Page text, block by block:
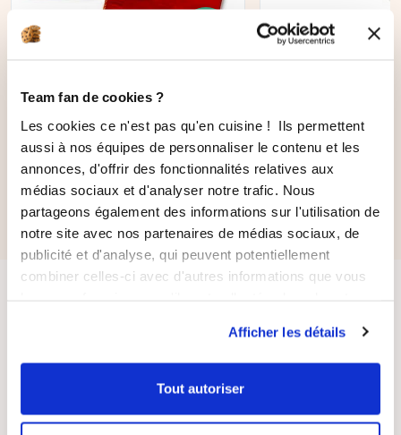
Team fan de cookies ?
Les cookies ce n'est pas qu'en cuisine ! Ils permettent
aussi à nos équipes de personnaliser le contenu et les
annonces, d'offrir des fonctionnalités relatives aux
médias sociaux et d'analyser notre trafic. Nous
partageons également des informations sur l'utilisation de
notre site avec nos partenaires de médias sociaux, de
publicité et d'analyse, qui peuvent potentiellement
combiner celles-ci avec d'autres informations que vous
Afficher les détails
Tout autoriser
150 feuilles d'aluminium
6,90 €
5,87 €
AJOUTER AU PANIER
16,90 €
SUIVIE
SÉCURISÉ